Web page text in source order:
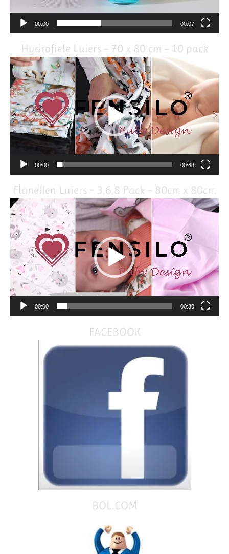
00:00 00:07
Hydrofiele Luiers – 70 x 80 cm – 10 pack
Video
Player
00:00 00:48
Flanellen Luiers – 3,6,8 Pack – 80cm x 80cm
Video
Player
00:00 00:30
FACEBOOK
BOL.COM